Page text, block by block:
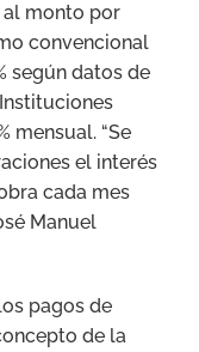
monto por
convencional
según datos de
mensual. “Se
el interés
cada mes
Manuel
pagos de
de la